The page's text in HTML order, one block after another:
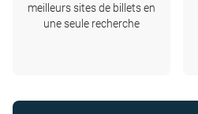
meilleurs sites de billets en
une seule recherche